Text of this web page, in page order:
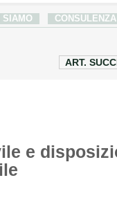
SIAMO
ART.
e